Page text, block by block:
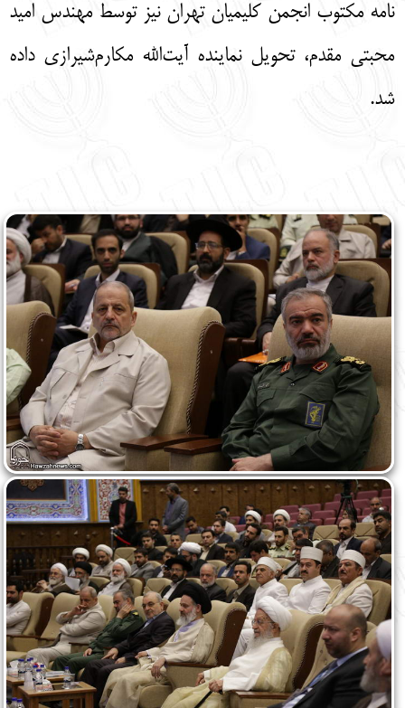
نامه مکتوب انجمن کلیمیان تهران نیز توسط مهندس امید
محبتی مقدم، تحویل نماینده آیت‌الله مکارم‌شیرازی داده
شد.